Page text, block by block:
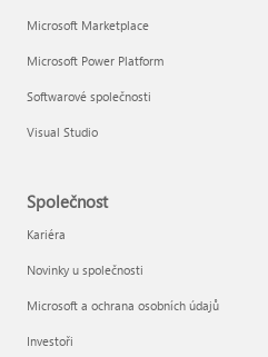
Microsoft Marketplace
Microsoft Power Platform
Softwarové společnosti
Visual Studio
Společnost
Kariéra
Novinky u společnosti
Microsoft a ochrana osobních údajů
Investoři